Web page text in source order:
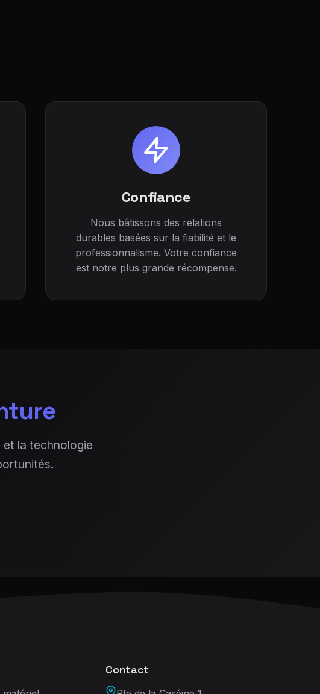
Confiance
Nous bâtissons des relations
durables basées sur la fiabilité et le
professionnalisme. Votre confiance
est notre plus grande récompense.
la technologie
Contact